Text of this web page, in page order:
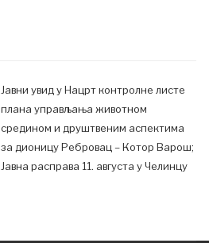
Јавни увид у Нацрт контролне листе
плана управљања животном
средином и друштвеним аспектима
за дионицу Ребровац – Котор Варош;
Јавна расправа 11. августа у Челинцу